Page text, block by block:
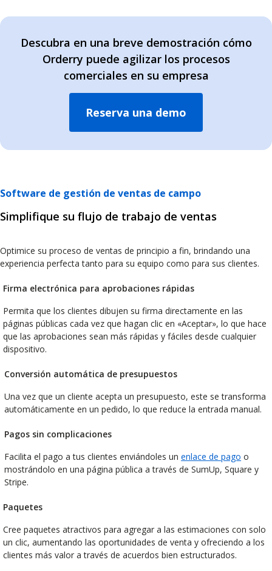
Descubra en una breve demostración cómo
Orderry puede agilizar los procesos
comerciales en su empresa
Reserva una demo
Software de gestión de ventas de campo
Simplifique su flujo de trabajo de ventas
Optimice su proceso de ventas de principio a fin, brindando una
experiencia perfecta tanto para su equipo como para sus clientes.
Firma electrónica para aprobaciones rápidas
Permita que los clientes dibujen su firma directamente en las
páginas públicas cada vez que hagan clic en «Aceptar», lo que hace
que las aprobaciones sean más rápidas y fáciles desde cualquier
dispositivo.
Conversión automática de presupuestos
Una vez que un cliente acepta un presupuesto, este se transforma
automáticamente en un pedido, lo que reduce la entrada manual.
Pagos sin complicaciones
Facilita el pago a tus clientes enviándoles unenlace de pago o
mostrándolo en una página pública a través de SumUp, Square y
Stripe.
Paquetes
Cree paquetes atractivos para agregar a las estimaciones con solo
un clic, aumentando las oportunidades de venta y ofreciendo a los
clientes más valor a través de acuerdos bien estructurados.